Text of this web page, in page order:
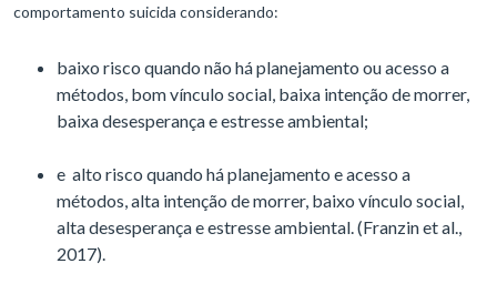
comportamento suicida considerando:
baixo risco quando não há planejamento ou acesso a
métodos, bom vínculo social, baixa intenção de morrer,
baixa desesperança e estresse ambiental;
e alto risco quando há planejamento e acesso a
métodos, alta intenção de morrer, baixo vínculo social,
alta desesperança e estresse ambiental. (Franzin et al.,
2017).